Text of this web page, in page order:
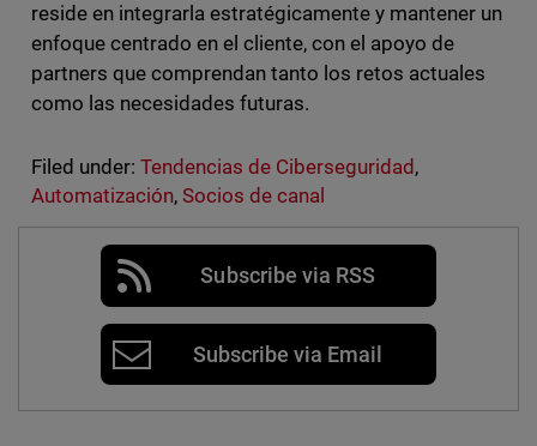
reside en integrarla estratégicamente y mantener un
enfoque centrado en el cliente, con el apoyo de
partners que comprendan tanto los retos actuales
como las necesidades futuras.
Filed under: Tendencias de Ciberseguridad ,
Automatización, Socios de canal
Subscribe via RSS
Subscribe via Email